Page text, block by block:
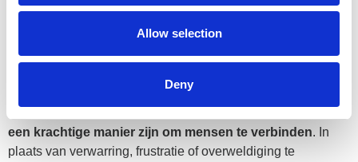
Allow selection
Deny
Digitale tools als brug tussen
een krachtige manier zijn om mensen te verbinden. In
plaats van verwarring, frustratie of overweldiging te